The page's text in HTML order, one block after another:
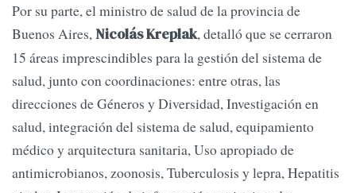
Por su parte, el ministro de salud de la provincia de
Buenos Aires,Nicolás Kreplak, detalló que se cerraron
15 áreas imprescindibles para la gestión del sistema de
salud, junto con coordinaciones: entre otras, las
direcciones de Géneros y Diversidad, Investigación en
salud, integración del sistema de salud, equipamiento
médico y arquitectura sanitaria, Uso apropiado de
antimicrobianos, zoonosis, Tuberculosis y lepra, Hepatitis